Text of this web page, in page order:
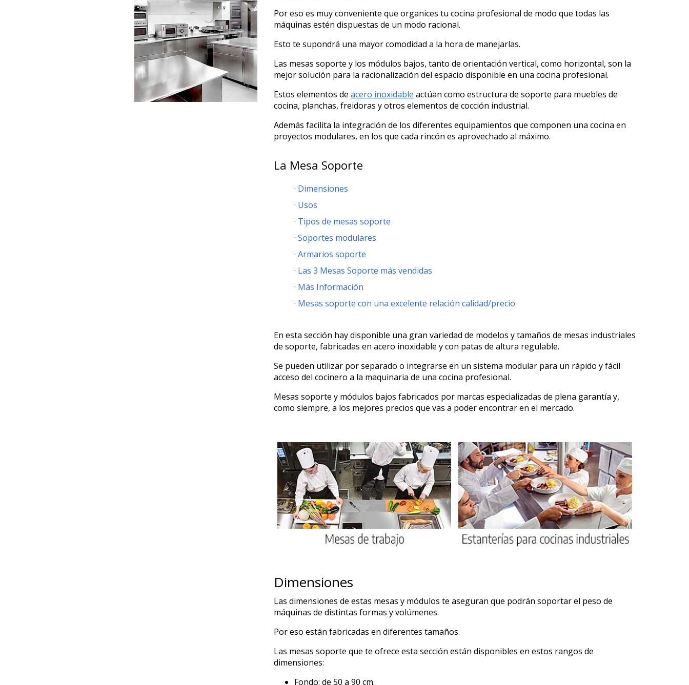
Por eso es muy conveniente que organices tu cocina profesional de modo que todas las
máquinas estén dispuestas de un modo racional.
Esto te supondrá una mayor comodidad a la hora de manejarlas.
Las mesas soporte y los módulos bajos, tanto de orientación vertical, como horizontal, son la
mejor solución para la racionalización del espacio disponible en una cocina profesional.
Estos elementos de acero inoxidable actúan como estructura de soporte para muebles de
cocina, planchas, freidoras y otros elementos de cocción industrial.
Además facilita la integración de los diferentes equipamientos que componen una cocina en
proyectos modulares, en los que cada rincón es aprovechado al máximo.
La Mesa Soporte
Dimensiones
Usos
Tipos de mesas soporte
Soportes modulares
Armarios soporte
Las 3 Mesas Soporte más vendidas
Más Información
Mesas soporte con una excelente relación calidad/precio
En esta sección hay disponible una gran variedad de modelos y tamaños de mesas industriales
de soporte, fabricadas en acero inoxidable y con patas de altura regulable.
Se pueden utilizar por separado o integrarse en un sistema modular para un rápido y fácil
acceso del cocinero a la maquinaria de una cocina profesional.
Mesas soporte y módulos bajos fabricados por marcas especializadas de plena garantía y,
como siempre, a los mejores precios que vas a poder encontrar en el mercado.
Dimensiones
Las dimensiones de estas mesas y módulos te aseguran que podrán soportar el peso de
máquinas de distintas formas y volúmenes.
Por eso están fabricadas en diferentes tamaños.
Las mesas soporte que te ofrece esta sección están disponibles en estos rangos de
dimensiones:
Fondo: de 50 a 90 cm.